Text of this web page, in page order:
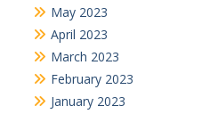
May 2023
April 2023
March 2023
February 2023
January 2023